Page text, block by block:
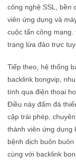
công nghệ SSL, bền
viên ứng dụng và
cuộc tấn công
trạng lừa đảo trực
Tiếp theo, hệ thống
backlink bongvip,
tính qua điện thoại
Điều này đấm đá
cập trái phép,
thành viên ứng dụng
bệnh dịch buôn
cùng với backlink